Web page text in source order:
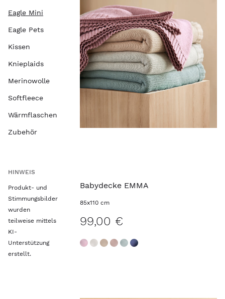
Babydecke EMMA
85x110 cm
99,00 €
Eagle Mini
Eagle Pets
Kissen
Knieplaids
Merinowolle
Softfleece
Wärmflaschen
Zubehör
HINWEIS
Produkt- und
Stimmungsbilder
wurden
teilweise mittels
KI-
Unterstützung
erstellt.